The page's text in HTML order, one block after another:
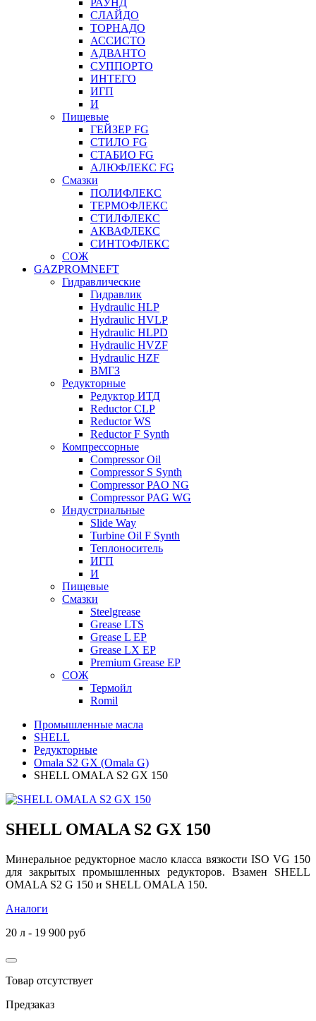
РАУНД
СЛАЙДО
ТОРНАДО
АССИСТО
АДВАНТО
СУППОРТО
ИНТЕГО
ИГП
И
Пищевые
ГЕЙЗЕР FG
СТИЛО FG
СТАБИО FG
АЛЮФЛЕКС FG
Смазки
ПОЛИФЛЕКС
ТЕРМОФЛЕКС
СТИЛФЛЕКС
АКВАФЛЕКС
СИНТОФЛЕКС
СОЖ
GAZPROMNEFT
Гидравлические
Гидравлик
Hydraulic HLP
Hydraulic HVLP
Hydraulic HLPD
Hydraulic HVZF
Hydraulic HZF
ВМГЗ
Редукторные
Редуктор ИТД
Reductor CLP
Reductor WS
Reductor F Synth
Компрессорные
Compressor Oil
Compressor S Synth
Compressor PAO NG
Compressor PAG WG
Индустриальные
Slide Way
Turbine Oil F Synth
Теплоноситель
ИГП
И
Пищевые
Смазки
Steelgrease
Grease LTS
Grease L EP
Grease LX EP
Premium Grease EP
СОЖ
Термойл
Romil
Промышленные масла
SHELL
Редукторные
Omala S2 GX (Omala G)
SHELL OMALA S2 GX 150
SHELL OMALA S2 GX 150
Минеральное редукторное масло класса вязкости ISO VG 150
для закрытых промышленных редукторов. Взамен SHELL
OMALA S2 G 150 и SHELL OMALA 150.
Аналоги
20 л - 19 900 руб
Товар отсутствует
Предзаказ